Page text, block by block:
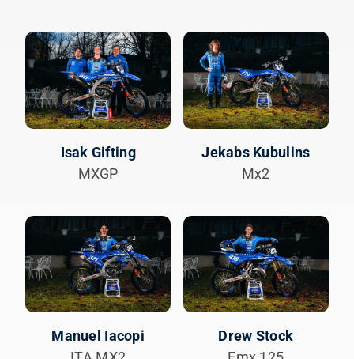
Isak Gifting
MXGP
Jekabs Kubulins
Mx2
Manuel Iacopi
Drew Stock